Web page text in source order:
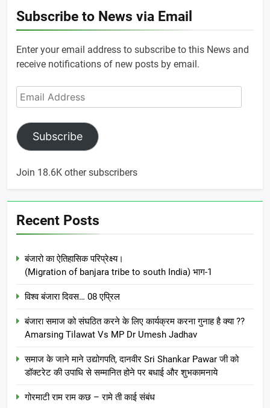
Subscribe to News via Email
Enter your email address to subscribe to this News and
receive notifications of new posts by email.
Email
Address
Subscribe
Join 18.6K other subscribers
Recent Posts
बंजारो का ऐतिहासिक परिप्रेक्ष्य।
(Migration of banjara tribe to south India) भाग-1
विश्व बंजारा दिवस… 08 एप्रिल
बंजारा समाज को संघठित करने के लिए कार्यक्रम करना गुनाह है क्या ??
Amarsing Tilawat Vs MP Dr Umesh Jadhav
समाज के जाने माने उद्योगपति, दानवीर Sri Shankar Pawar जी को
डॉक्टरेट की उपाधि से सम्मानित होने पर बधाई और शुभकामनाये
गोरमाटी राम राम कछ – रामे ती काई संबंध